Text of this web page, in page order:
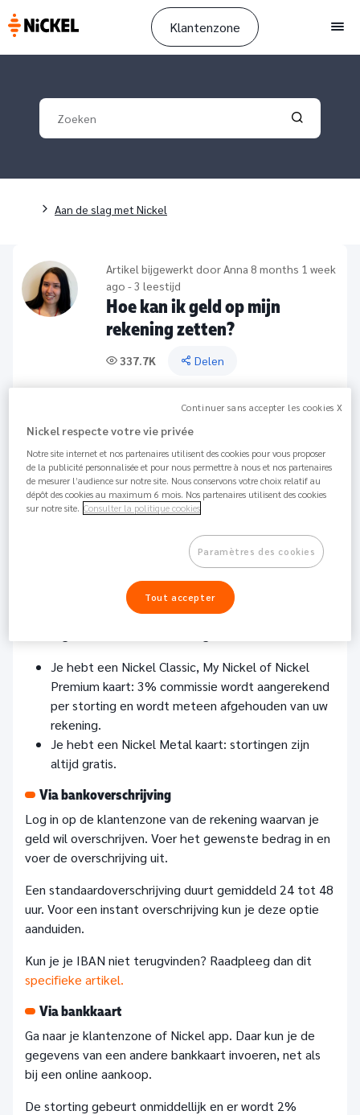
Klantenzone
Your search
Validate
Breadcrumb
Aan de slag met Nickel
Artikel bijgewerkt doorAnna 8 months 1 week
ago - 3 leestijd
Hoe kan ik geld op mijn
rekening zetten?
337.7K Delen
Er zijn verschillende manieren om geld op je rekening
te zetten:
Contant geld storten
Ga naar het dichtstbijzijnde Nickel Punt om contant
geld op je rekening te storten. Je kuntonze kaart van
verkooppuntenraadplegen om er een te vinden.
Wanneer je je Nickel kaart activeert, kun je tot €950
storten, in één of meerdere keren. Dit limiet wordt aan
het begin van de maand op 0 gezet en van elke
Je hebt een Nickel Classic, My Nickel of Nickel
Premium kaart: 3% commissie wordt aangerekend
per storting en wordt meteen afgehouden van uw
rekening.
Je hebt een Nickel Metal kaart: stortingen zijn
altijd gratis.
Via bankoverschrijving
Log in op de klantenzone van de rekening waarvan je
geld wil overschrijven. Voer het gewenste bedrag in en
voer de overschrijving uit.
Een standaardoverschrijving duurt gemiddeld 24 tot 48
uur. Voor een instant overschrijving kun je deze optie
aanduiden.
Kun je je IBAN niet terugvinden? Raadpleeg dan dit
specifieke artikel.
Via bankkaart
Ga naar je klantenzone of Nickel app. Daar kun je de
gegevens van een andere bankkaart invoeren, net als
bij een online aankoop.
De storting gebeurt onmiddellijk en er wordt 2%
Continuer sans accepter les cookies X
Nickel respecte votre vie privée
Notre site internet et nos partenaires utilisent des cookies pour vous proposer
de la publicité personnalisée et pour nous permettre à nous et nos partenaires
de mesurer l’audience sur notre site. Nous conservons votre choix relatif au
dépôt des cookies au maximum 6 mois. Nos partenaires utilisent des cookies
sur notre site. Consulter la politique cookies
Paramètres des cookies
Tout accepter